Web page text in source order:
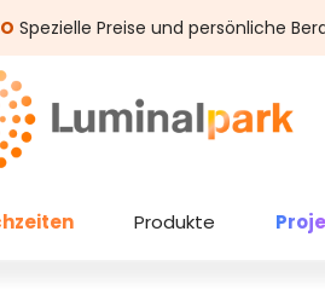
Spezielle Preise und persönliche
Produkte